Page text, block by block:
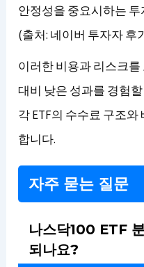
안정성을 중요시하는
(출처: 네이버 투자자 후
이러한 비용과 리스크
대비 낮은 성과를 경험
각 ETF의 수수료 구조
합니다.
자주 묻는 질문
나스닥100 ETF
되나요?